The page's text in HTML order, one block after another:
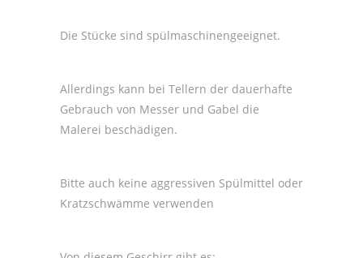
Die Stücke sind spülmaschinengeeignet.
Allerdings kann bei Tellern der dauerhafte
Gebrauch von Messer und Gabel die
Malerei beschädigen.
Bitte auch keine aggressiven Spülmittel oder
Kratzschwämme verwenden